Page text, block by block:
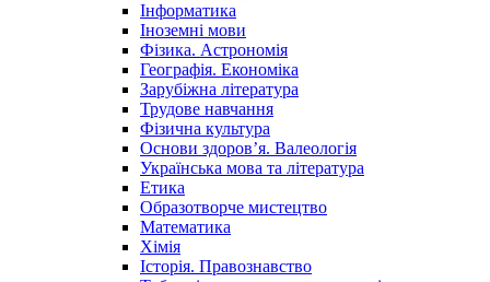
Інформатика
Іноземні мови
Фізика. Астрономія
Географія. Економіка
Зарубіжна література
Трудове навчання
Фізична культура
Основи здоров’я. Валеологія
Українська мова та література
Етика
Образотворче мистецтво
Математика
Хімія
Історія. Правознавство